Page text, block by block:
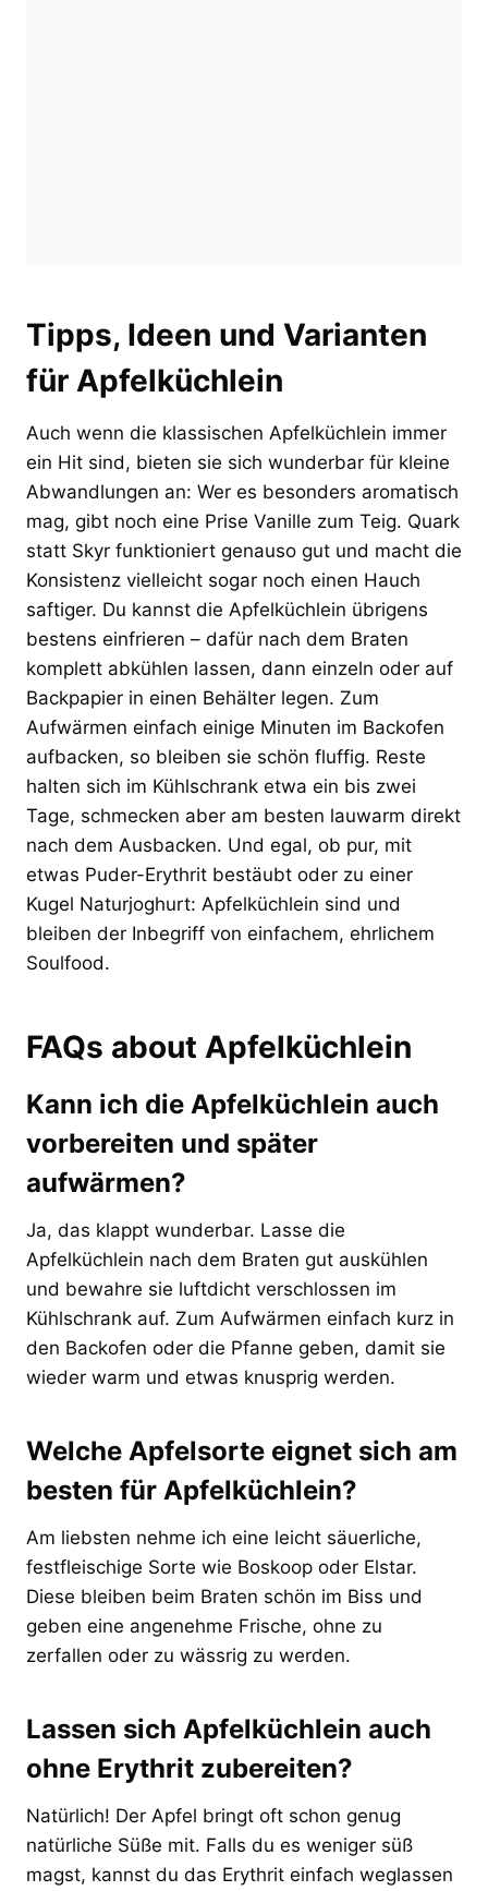
Tipps, Ideen und Varianten
für Apfelküchlein
Auch wenn die klassischen Apfelküchlein immer
ein Hit sind, bieten sie sich wunderbar für kleine
Abwandlungen an: Wer es besonders aromatisch
mag, gibt noch eine Prise Vanille zum Teig. Quark
statt Skyr funktioniert genauso gut und macht die
Konsistenz vielleicht sogar noch einen Hauch
saftiger. Du kannst die Apfelküchlein übrigens
bestens einfrieren – dafür nach dem Braten
komplett abkühlen lassen, dann einzeln oder auf
Backpapier in einen Behälter legen. Zum
Aufwärmen einfach einige Minuten im Backofen
aufbacken, so bleiben sie schön fluffig. Reste
halten sich im Kühlschrank etwa ein bis zwei
Tage, schmecken aber am besten lauwarm direkt
nach dem Ausbacken. Und egal, ob pur, mit
etwas Puder-Erythrit bestäubt oder zu einer
Kugel Naturjoghurt: Apfelküchlein sind und
bleiben der Inbegriff von einfachem, ehrlichem
Soulfood.
FAQs about Apfelküchlein
Kann ich die Apfelküchlein auch
vorbereiten und später
aufwärmen?
Ja, das klappt wunderbar. Lasse die
Apfelküchlein nach dem Braten gut auskühlen
und bewahre sie luftdicht verschlossen im
Kühlschrank auf. Zum Aufwärmen einfach kurz in
den Backofen oder die Pfanne geben, damit sie
wieder warm und etwas knusprig werden.
Welche Apfelsorte eignet sich am
besten für Apfelküchlein?
Am liebsten nehme ich eine leicht säuerliche,
festfleischige Sorte wie Boskoop oder Elstar.
Diese bleiben beim Braten schön im Biss und
geben eine angenehme Frische, ohne zu
zerfallen oder zu wässrig zu werden.
Lassen sich Apfelküchlein auch
ohne Erythrit zubereiten?
Natürlich! Der Apfel bringt oft schon genug
natürliche Süße mit. Falls du es weniger süß
magst, kannst du das Erythrit einfach weglassen